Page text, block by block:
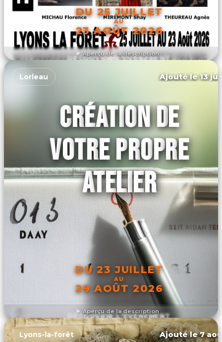
Aperçu de la description
DU 25 JUILLET
AU
23 AOÛT 2026
DÉCOUVRIR L'ÉVÉNEMENT
Aperçu de la description
Lorleau Ajouté le 13
CRÉATION DE
VOTRE PROPRE
ATELIER
DU 23 JUILLET
AU
29 AOÛT 2026
DÉCOUVRIR L'ÉVÉNEMENT
Lyons-la-forêt Ajouté le 7